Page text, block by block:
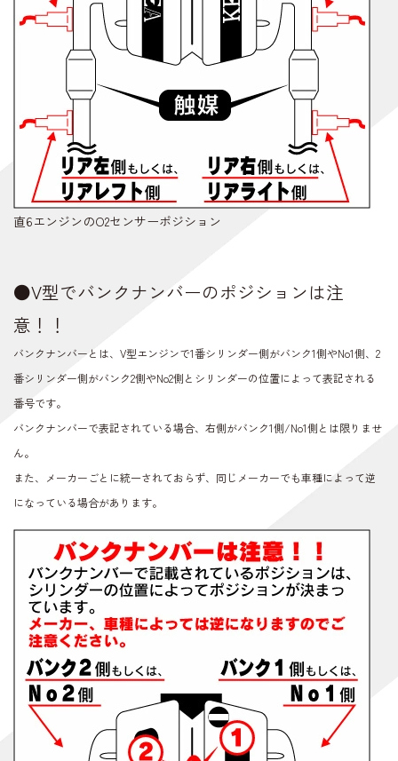
直6エンジンのO2センサーポジション
●V型でバンクナンバーのポジションは注
意！！
バンクナンバーとは、V型エンジンで1番シリンダー側がバンク1側やNo1側、2
番シリンダー側がバンク2側やNo2側とシリンダーの位置によって表記される
番号です。
バンクナンバーで表記されている場合、右側がバンク1側/No1側とは限りませ
ん。
また、メーカーごとに統一されておらず、同じメーカーでも車種によって逆
になっている場合があります。